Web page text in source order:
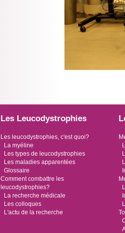
Les Leucodystrophies
Les leucodystrophies, c'est quoi?
La myéline
Les types de leucodystrophies
Les maladies apparentées
Glossaire
Comment combattre les
leucodystrophies?
La recherche médicale
Les colloques
L'actu de la recherche